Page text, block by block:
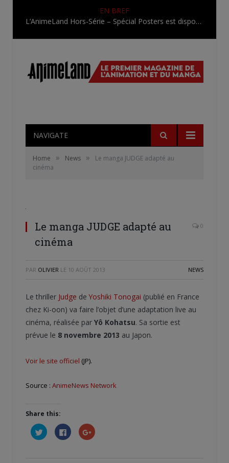
EN BREF
L’AnimeLand Hors-Série – Spécial Posters est disponible !
NAVIGATE
Home » News »
Le manga JUDGE adapté au
cinéma
Le manga JUDGE adapté au
cinéma
0
PAR OLIVIER LE 10 AOÛT 2013 NEWS
Le thriller Judge deYoshiki Tonogai (publié en France
chez Ki-oon) va faire l’objet d’une adaptation live au
cinéma, réalisée par Yô Kohatsu. Sa sortie est
prévue le 8 novembre 2013 au Japon.
Voir le site officiel (JP).
Source : AnimeNews Network
Share this:
Cliquez
pour
partager
Cliquez
pour
partager
Cliquez
pour